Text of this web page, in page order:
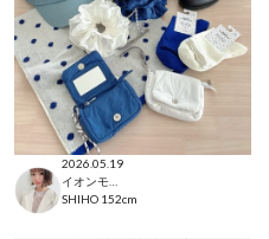
2026.05.19
イオンモール太田店
SHIHO 152cm